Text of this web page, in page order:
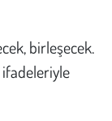
birleşecek.